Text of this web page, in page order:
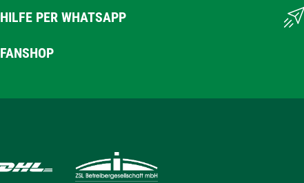
HILFE PER WHATSAPP
FANSHOP